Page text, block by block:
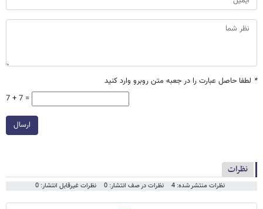
* لطفا حاصل عبارت را در جعبه متن روبرو وارد کنید
7 + 7 =
ارسال
نظرات
نظرات منتشر شده: 4 نظرات در صف انتشار: 0 نظرات غیرقابل انتشار: 0